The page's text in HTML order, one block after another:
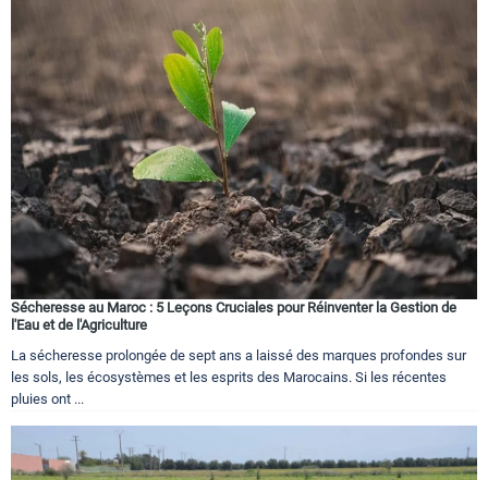
Sécheresse au Maroc : 5 Leçons Cruciales pour Réinventer la Gestion de
l'Eau et de l'Agriculture
La sécheresse prolongée de sept ans a laissé des marques profondes sur
les sols, les écosystèmes et les esprits des Marocains. Si les récentes
pluies ont ...